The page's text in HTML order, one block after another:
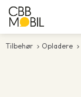
Tilbehør keyboard_arrow_right Opladere keyboard_arrow_right